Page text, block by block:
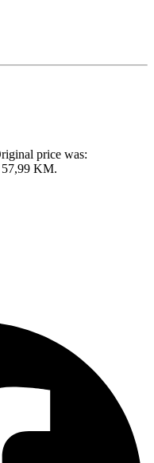
price was:
57,99 KM.